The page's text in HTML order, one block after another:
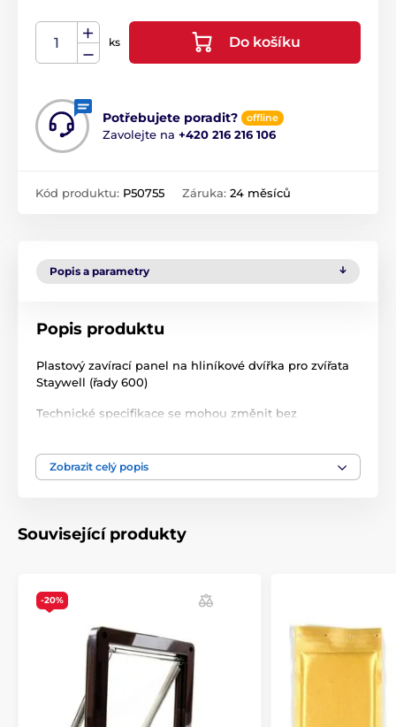
ks Do košíku
Potřebujete poradit? offline
Zavolejte na +420 216 216 106
Kód produktu: P50755 Záruka: 24 měsíců
Popis a parametry
Popis produktu
Plastový zavírací panel na hliníkové dvířka pro zvířata
Staywell (řady 600)
Technické specifikace se mohou změnit bez
Rozměry: 25.7 x 40 cm
Produkt je zařazen v kategoriích
Zobrazit celý popis
Související produkty
-20%